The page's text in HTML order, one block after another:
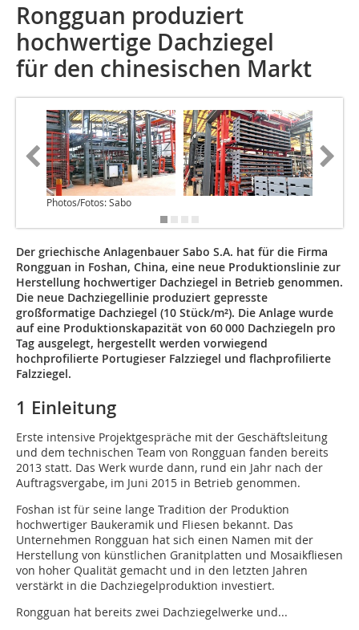
Rongguan produziert
hochwertige Dachziegel
für den ­chinesischen Markt
Photos/Fotos: Sabo
Der griechische Anlagenbauer Sabo S.A. hat für die Firma
Rongguan in Foshan, China, eine neue Produktionslinie zur
Herstellung hochwertiger Dachziegel in Betrieb genommen.
Die neue Dachziegellinie produziert gepresste
großformatige Dachziegel (10 Stück/m²). Die Anlage wurde
auf eine Produktionskapazität von 60 000 Dachziegeln pro
Tag ausgelegt, hergestellt werden vorwiegend
hochprofilierte Portugieser Falzziegel und flachprofilierte
Falzziegel.
1 Einleitung
Erste intensive Projektgespräche mit der Geschäftsleitung
und dem technischen Team von Rongguan fanden bereits
2013 statt. Das Werk wurde dann, rund ein Jahr nach der
Auftragsvergabe, im Juni 2015 in Betrieb genommen.
Foshan ist für seine lange Tradition der Produktion
hochwertiger Baukeramik und Fliesen bekannt. Das
Unternehmen Rongguan hat sich einen Namen mit der
Herstellung von künstlichen Granitplatten und Mosaikfliesen
von hoher Qualität gemacht und in den letzten Jahren
verstärkt in die Dachziegelproduktion investiert.
Rongguan hat bereits zwei Dachziegelwerke und...